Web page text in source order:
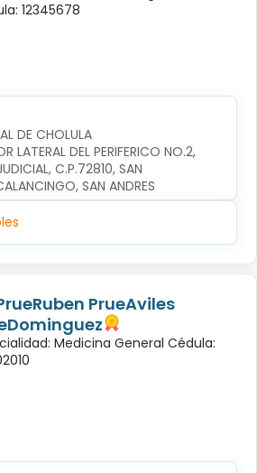
12345678
DE CHOLULA
LATERAL DEL PERIFERICO NO.2,
C.P.72810, SAN
SAN ANDRES
PrueAviles
Medicina General Cédula: